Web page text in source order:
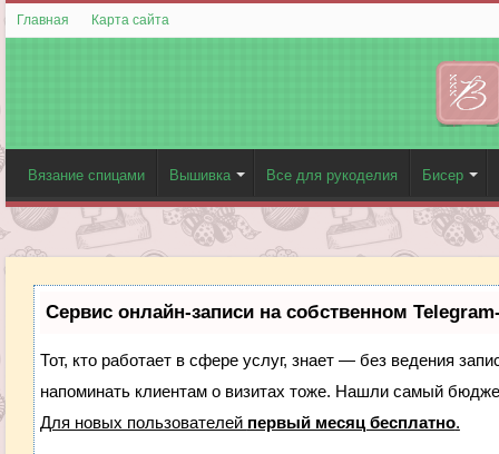
Главная Карта сайта
Вязание спицами Вышивка Все для рукоделия Бисер
Сервис онлайн-записи на собственном
Тот, кто работает в сфере услуг, знает — без ведения
напоминать клиентам о визитах тоже. Нашли самый
Для новых пользователей первый месяц бесплатно.